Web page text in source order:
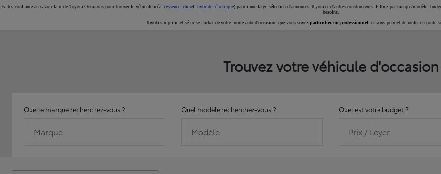
Faites confiance au savoir-faire de Toyota Occasions pour trouver le véhicule idéal (essence, diesel hybride, électrique) parmi une large sélection d’annonces Toyota et d’autres constructeurs. Filtrez par marque/modèle,
besoins.
Toyota simplifie et sécurise l'achat de votre future auto d'occasion, que vous soyez particulier ou professionnel , et vous permet de rouler en toute
Trouvez votre véhicule d'occasion
Quelle marque recherchez-vous ?
Marque
Quel modèle recherchez-vous ?
Modèle
Quel est votre budget ?
Prix / Loyer